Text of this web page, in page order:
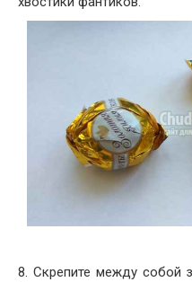
8. Скрепите между собой